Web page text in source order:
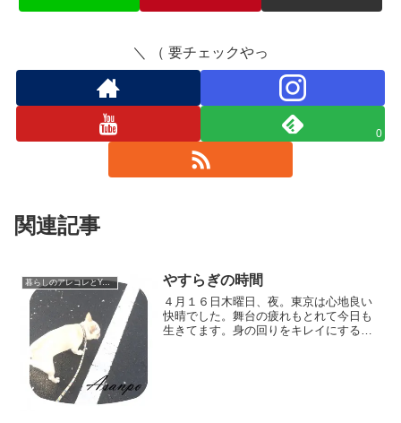
＼ （ 要チェックやっ
0
関連記事
暮らしのアレコレとYouTube運営 やすらぎの時間
４月１６日木曜日、夜。東京は心地良い
快晴でした。舞台の疲れもとれて今日も
生きてます。身の回りをキレイにすると